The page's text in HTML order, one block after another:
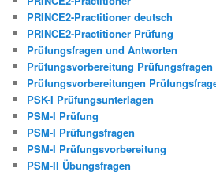
PRINCE2-Practitioner deutsch
PRINCE2-Practitioner Prüfung
Prüfungsfragen und Antworten
Prüfungsvorbereitung Prüfungsfragen
Prüfungsvorbereitungen
PSK-I Prüfungsunterlagen
PSM-I Prüfung
PSM-I Prüfungsfragen
PSM-I Prüfungsvorbereitung
PSM-II Übungsfragen